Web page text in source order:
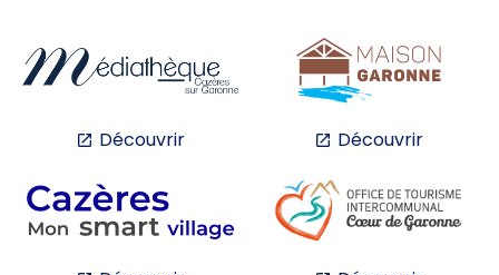
Découvrir Découvrir